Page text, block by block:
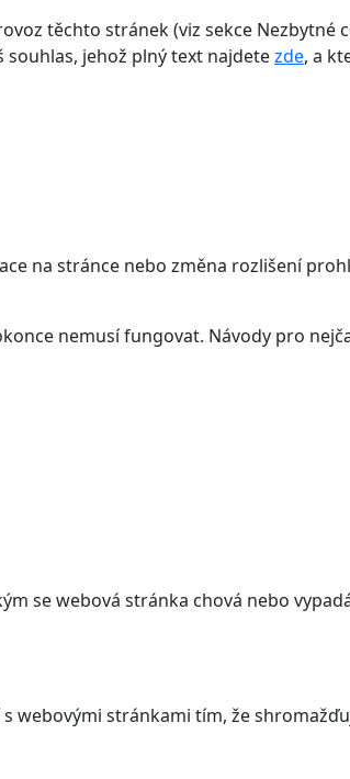
těchto stránek (viz sekce Nezbytné
jehož plný text najdetezde, a
na stránce nebo změna rozlišení
nemusí fungovat. Návody pro
se webová stránka chová nebo
stránkami tím, že